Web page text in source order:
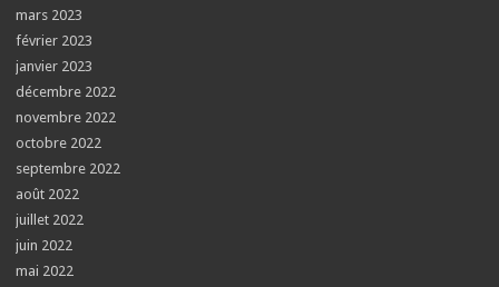
mars 2023
février 2023
janvier 2023
décembre 2022
novembre 2022
octobre 2022
septembre 2022
août 2022
juillet 2022
juin 2022
mai 2022